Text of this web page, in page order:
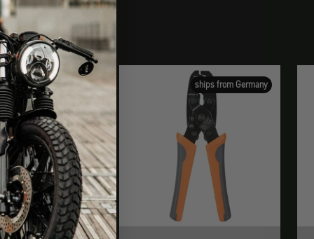
ships from Germany ships from Germany